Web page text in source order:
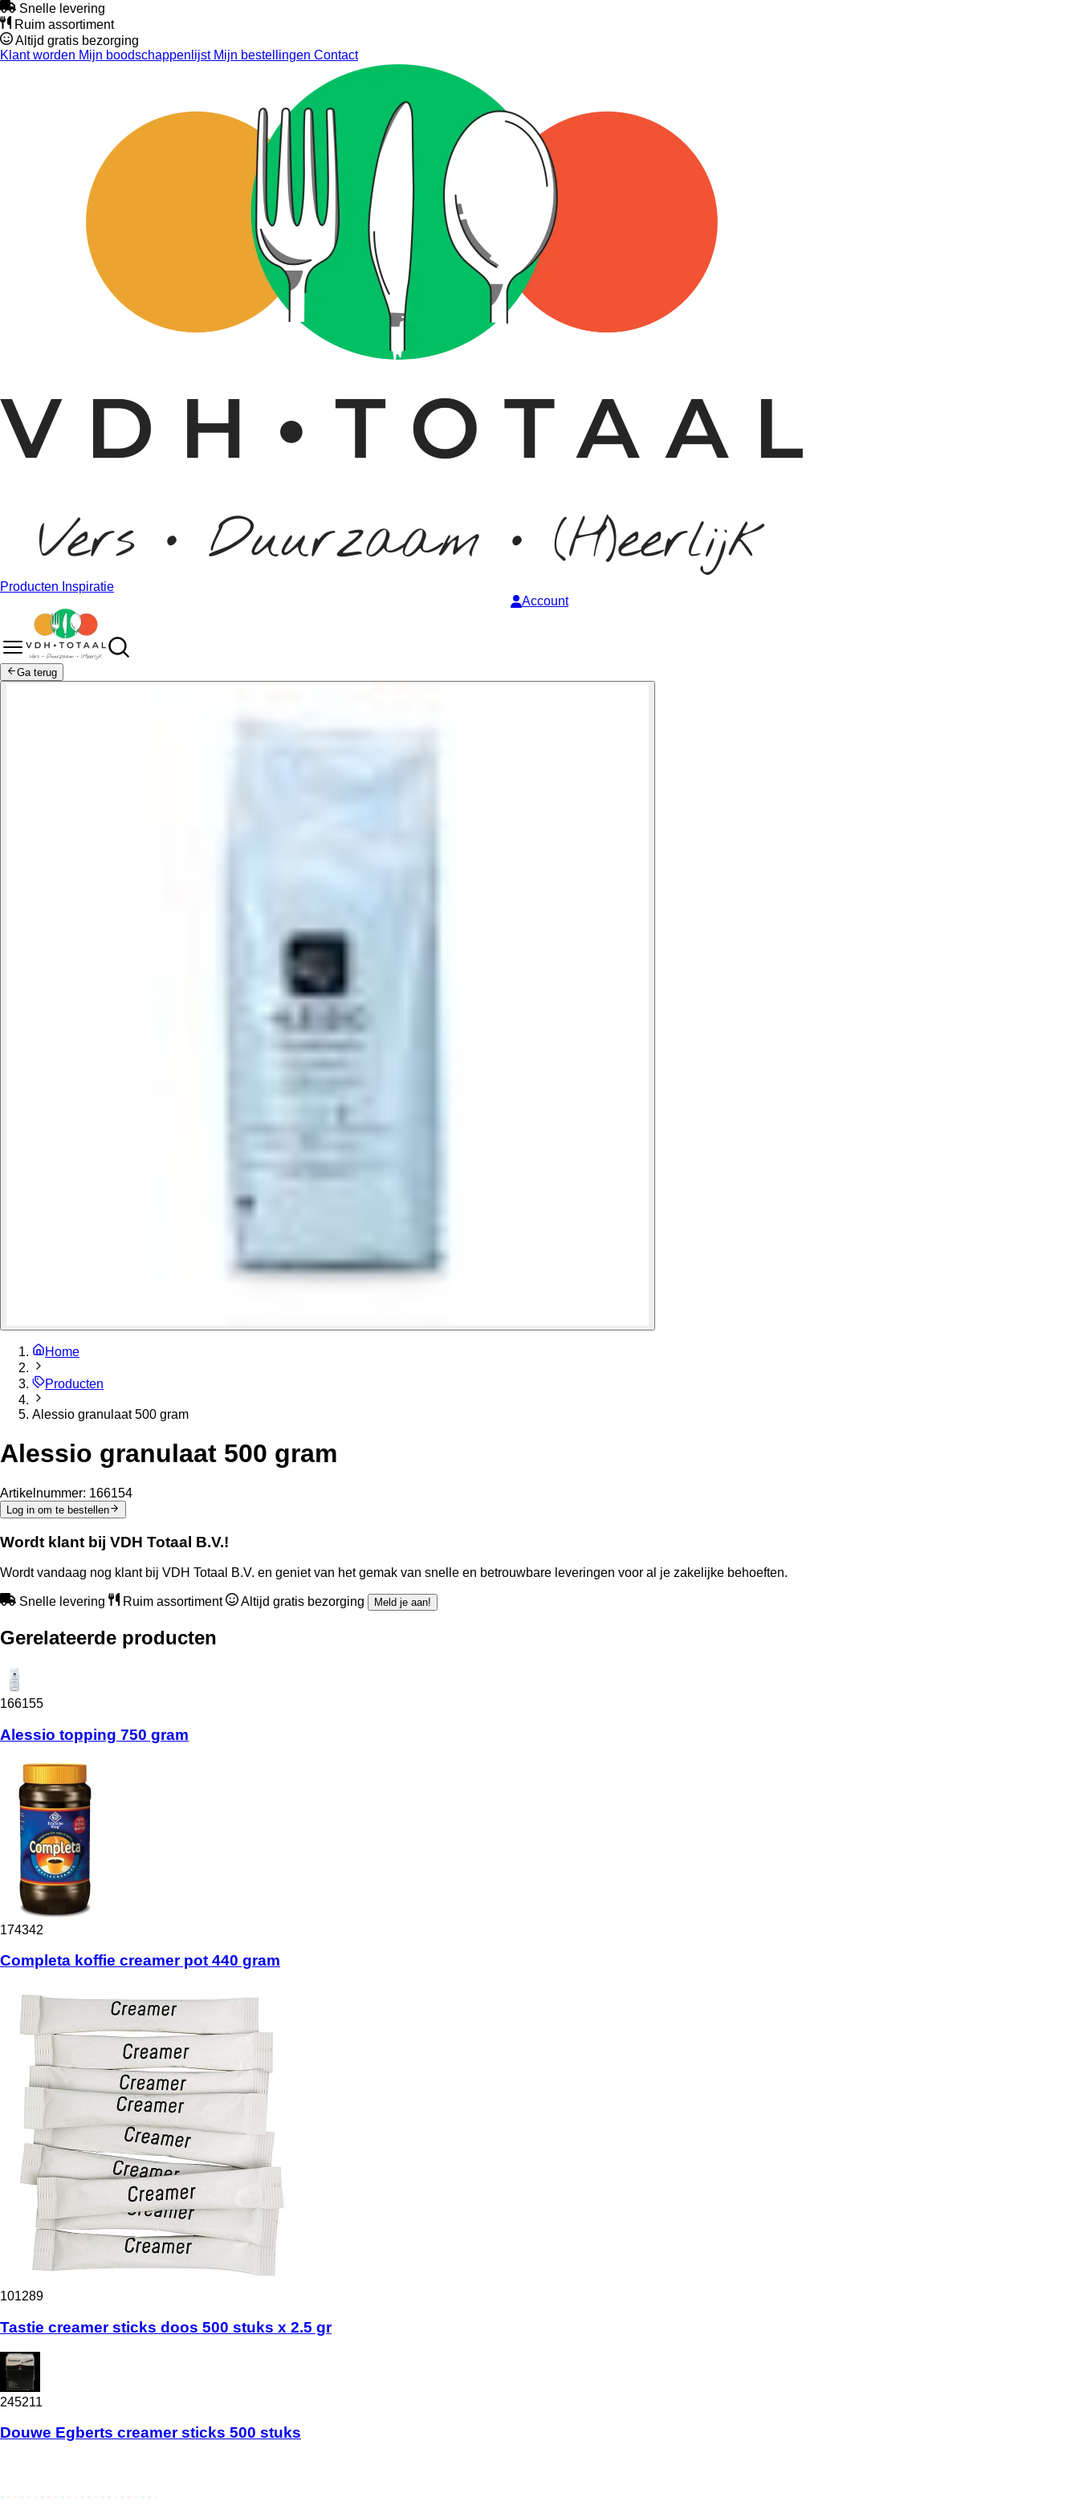
Snelle levering
Ruim assortiment
Altijd gratis bezorging
Klant worden Mijn boodschappenlijstMijn bestellingen Contact
Producten Inspiratie
Account
Ga terug
Home
Producten
Alessio granulaat 500 gram
Alessio granulaat 500 gram
Artikelnummer: 166154
Log in om te bestellen
Wordt klant bij VDH Totaal B.V.!
Wordt vandaag nog klant bij VDH Totaal B.V. en geniet van het gemak van snelle en betrouwbare leveringen voor al je zakelijke behoeften.
Snelle levering Ruim assortiment Altijd gratis bezorging Meld je aan!
Gerelateerde producten
166155
Alessio topping 750 gram
174342
Completa koffie creamer pot 440 gram
101289
Tastie creamer sticks doos 500 stuks x 2.5 gr
245211
Douwe Egberts creamer sticks 500 stuks